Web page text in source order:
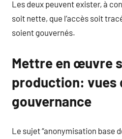
Les deux peuvent exister, à
soit nette, que l’accès soit
soient gouvernés.
Mettre en œuvre
production: vues
gouvernance
Le sujet “anonymisation base